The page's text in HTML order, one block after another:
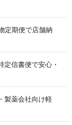
定期便で店舗納
信書便で安心・
製薬会社向け軽